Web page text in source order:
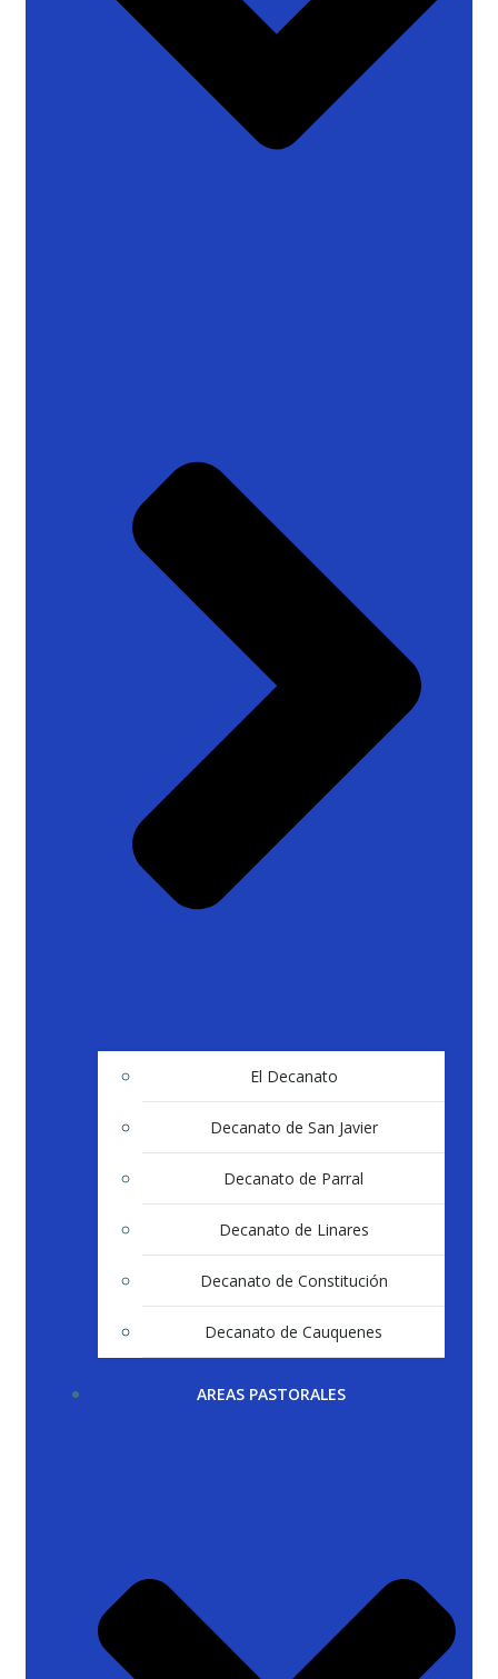
El Decanato
Decanato de San Javier
Decanato de Parral
Decanato de Linares
Decanato de Constitución
Decanato de Cauquenes
AREAS PASTORALES